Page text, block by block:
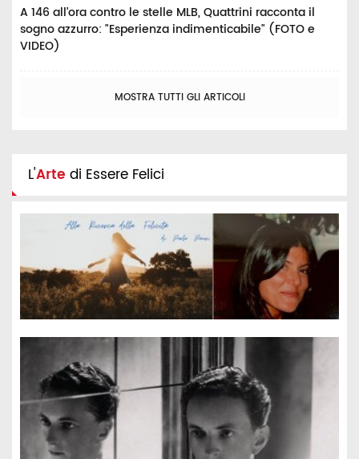
A 146 all’ora contro le stelle MLB, Quattrini racconta il
sogno azzurro: "Esperienza indimenticabile" (FOTO e
VIDEO)
MOSTRA TUTTI GLI ARTICOLI
L'Arte di Essere Felici